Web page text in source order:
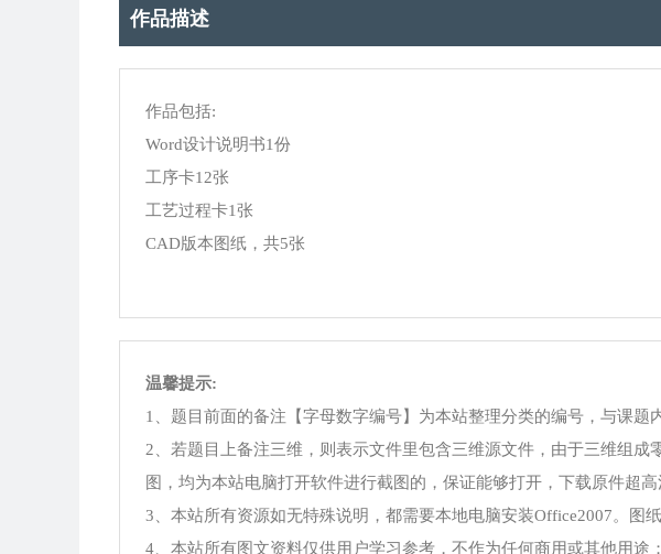
作品描述
作品包括:
Word设计说明书1份
工序卡12张
工艺过程卡1张
CAD版本图纸，共5张
温馨提示:
1、题目前面的备注【字母数字编号】为本站整理分类的编号，与课题
2、若题目上备注三维，则表示文件里包含三维源文件，由于三维组
图，均为本站电脑打开软件进行截图的，保证能够打开，下载原件超高
3、本站所有资源如无特殊说明，都需要本地电脑安装Office2007。图
4、本站所有图文资料仅供用户学习参考，不作为任何商用或其他用途；